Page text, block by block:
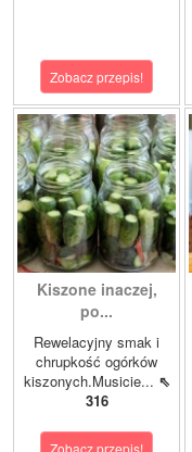
Zobacz przepis!
Kiszone inaczej,
po...
Rewelacyjny smak i
chrupkość ogórków
kiszonych.Musicie... ⇖
316